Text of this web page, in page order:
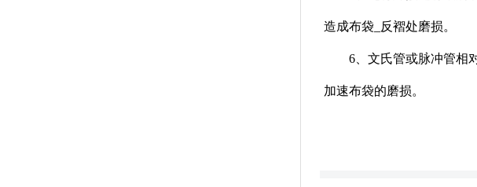
造成布袋_反褶处磨损。
6、文氏管或脉冲管相
加速布袋的磨损。